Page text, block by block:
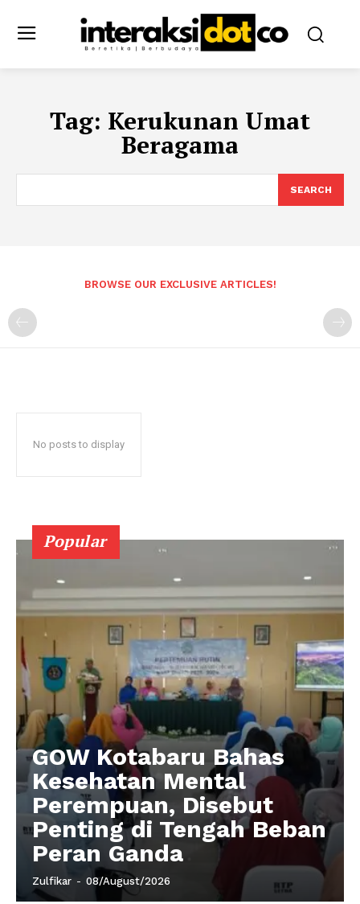
Tag: Kerukunan Umat
Beragama
SEARCH
BROWSE OUR EXCLUSIVE ARTICLES!
No posts to display
Popular
GOW Kotabaru Bahas
Kesehatan Mental
Perempuan, Disebut
Penting di Tengah Beban
Peran Ganda
Zulfikar - 08/August/2026